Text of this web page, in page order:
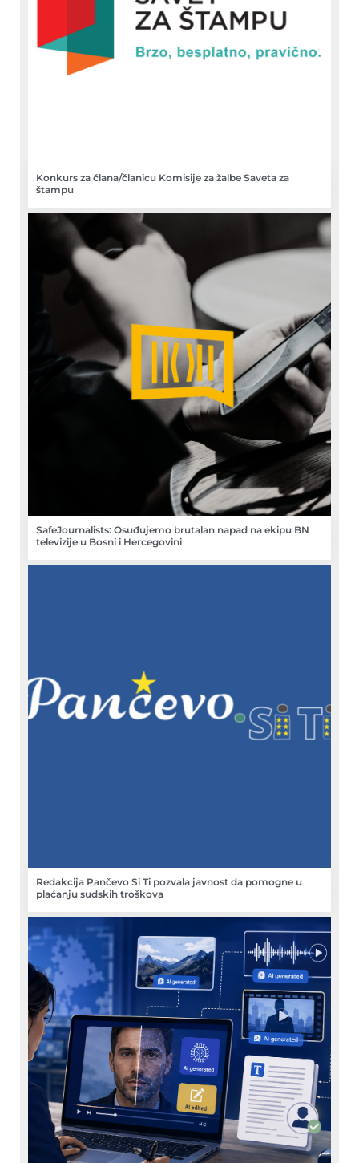
Konkurs za člana/članicu Komisije za žalbe Saveta za
štampu
SafeJournalists: Osuđujemo brutalan napad na ekipu BN
televizije u Bosni i Hercegovini
Redakcija Pančevo Si Ti pozvala javnost da pomogne u
plaćanju sudskih troškova